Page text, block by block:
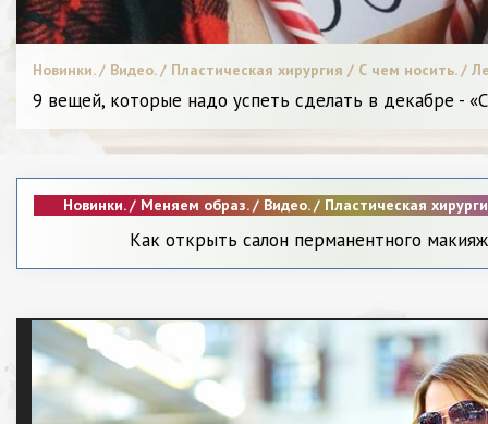
Новинки. / Видео. / Пластическая хирургия / С чем носить. /
стилистов. / СТАТЬИ / Звездный стиль. / Диета и питание. / Я
9 вещей, которые надо успеть сделать в декабре -
Новинки. / Меняем образ. / Видео. / Пластическая
Леди в Тренде. / Я Женщина - Разное
Как открыть салон перманентного